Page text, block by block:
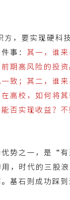
方，要实现硬科
事： 其一，谁
期高风险的投
致；其二，谁
高校，如何将
否实现收益？
优势之一，是“
，时代的三股浪
基石则成功踩到